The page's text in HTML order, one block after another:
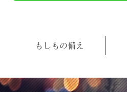
もしもの備え